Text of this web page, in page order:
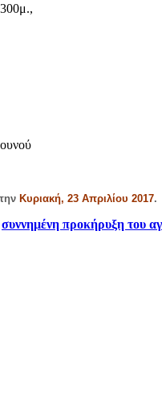
Κυριακή, 23 Απριλίου 2017.
συννημένη προκήρυξη του